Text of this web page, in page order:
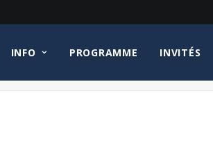
INFO PROGRAMME INVITÉS